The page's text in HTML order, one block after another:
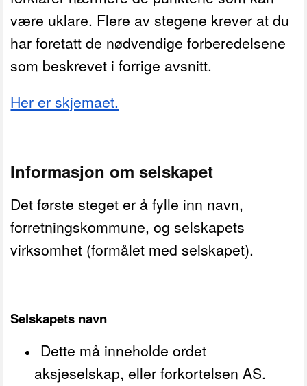
være uklare. Flere av stegene krever at du
har foretatt de nødvendige forberedelsene
som beskrevet i forrige avsnitt.
Her er skjemaet.
Informasjon om selskapet
Det første steget er å fylle inn navn,
forretningskommune, og selskapets
virksomhet (formålet med selskapet).
Selskapets navn
Dette må inneholde ordet
aksjeselskap, eller forkortelsen AS.